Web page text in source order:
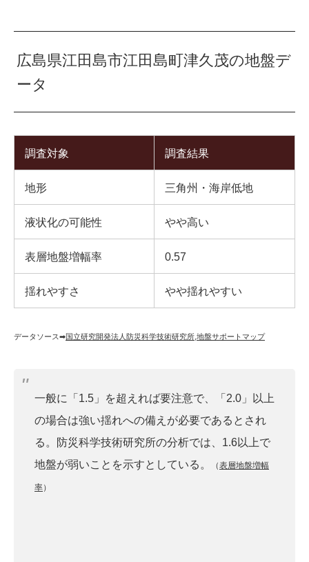
広島県江田島市江田島町津久茂の地盤デ
ータ
調査対象 調査結果
地形 三角州・海岸低地
液状化の可能性 やや高い
表層地盤増幅率 0.57
揺れやすさ やや揺れやすい
データソース➡︎国立研究開発法人防災科学技術研究所 地盤サポートマップ
一般に「1.5」を超えれば要注意で、「2.0」以上
の場合は強い揺れへの備えが必要であるとされ
る。防災科学技術研究所の分析では、1.6以上で
地盤が弱いことを示すとしている。
（表層地盤増幅
率）